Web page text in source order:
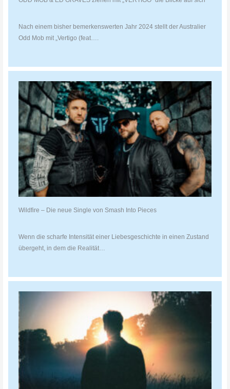
Nach einem bisher bemerkenswerten Jahr 2024 stellt der Australier
Odd Mob mit „Vertigo (feat….
Wildfire – Die neue Single von Smash Into Pieces
Wenn die scharfe Intensität einer Liebesgeschichte in einen Zustand
übergeht, in dem die Realität…